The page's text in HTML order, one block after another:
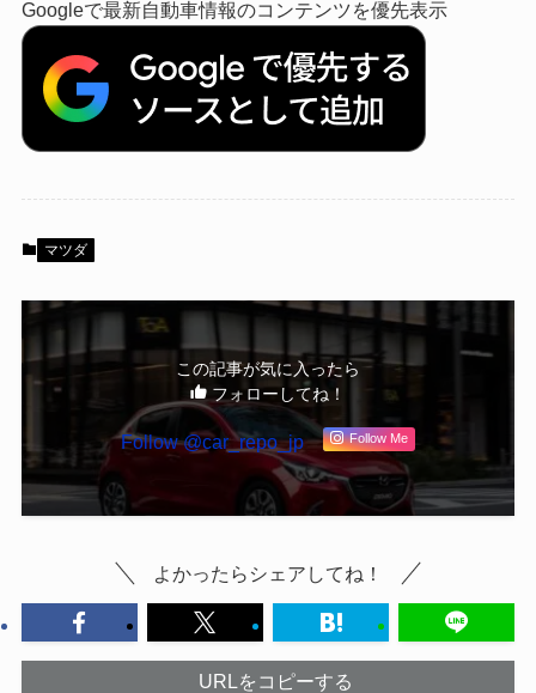
Googleで最新自動車情報のコンテンツを優先表示
マツダ
この記事が気に入ったら
フォローしてね！
Follow @car_repo_jp Follow Me
よかったらシェアしてね！
URLをコピーする